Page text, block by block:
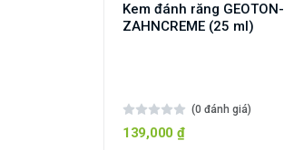
Kem đánh răng GEOTON-
ZAHNCREME (25 ml)
(0 đánh giá)
139,000 ₫